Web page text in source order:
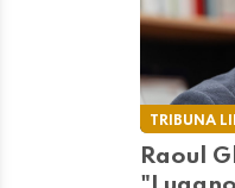
TRIBUNA
Raoul